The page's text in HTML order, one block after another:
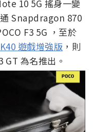
10 5G 搖身一變
通 Snapdragon 870
F3 5G ，至於
遊戲增強版 ，則
GT 為名推出。